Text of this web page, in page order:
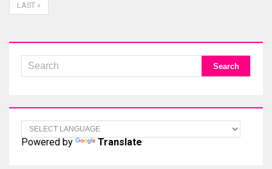
LAST »
Powered by Translate